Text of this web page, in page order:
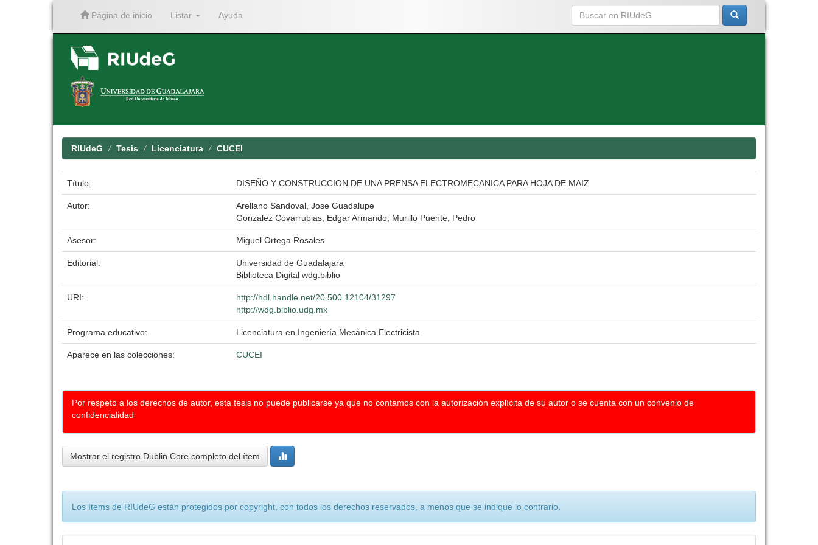
Página de inicio Listar Ayuda
RIUdeG Tesis Licenciatura CUCEI
Título: DISEÑO Y CONSTRUCCION DE UNA PRENSA ELECTROMECANICA PARA HOJA DE MAIZ
Autor:
Arellano Sandoval, Jose Guadalupe
Gonzalez Covarrubias, Edgar Armando; Murillo Puente, Pedro
Asesor: Miguel Ortega Rosales
Editorial:
Universidad de Guadalajara
Biblioteca Digital wdg.biblio
URI:
http://hdl.handle.net/20.500.12104/31297
http://wdg.biblio.udg.mx
Programa educativo: Licenciatura en Ingeniería Mecánica Electricista
Aparece en las colecciones: CUCEI
Por respeto a los derechos de autor, esta tesis no puede publicarse ya que no contamos con la autorización explícita de su autor o se cuenta con un convenio de
confidencialidad
Mostrar el registro Dublin Core completo del ítem
Los ítems de RIUdeG están protegidos por copyright, con todos los derechos reservados, a menos que se indique lo contrario.